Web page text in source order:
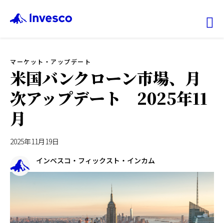
ファンド情報
マーケット情報
投資のヒント
会社情報
機関投資家
マーケット・アップデート
米国バンクローン市場、月
次アップデート 2025年11
月
2025年11月19日
インベスコ・フィックスト・インカム